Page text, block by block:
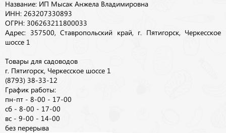
Название: ИП Мысак Анжела Владимировна
ИНН: 263207330893
ОГРН: 306263211800033
Адрес: 357500, Ставропольский край, г. Пятигорск, Черкесское
шоссе 1
Товары для садоводов
г. Пятигорск, Черкесское шоссе 1
(8793) 38-33-12
График работы:
пн-пт - 8-00 - 17-00
сб - 8-00 - 17-00
вс - 9-00 - 14-00
без перерыва